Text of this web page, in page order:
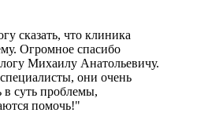
сказать, что клиника
Огромное спасибо
Михаилу Анатольевичу.
они очень
в суть проблемы,
помочь!"